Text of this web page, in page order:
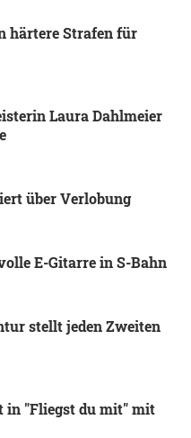
härtere Strafen für
Laura Dahlmeier
über Verlobung
E-Gitarre in S-Bahn
stellt jeden Zweiten
in "Fliegst du mit" mit